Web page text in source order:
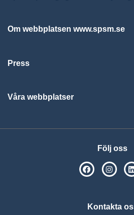
Om webbplatsen www.spsm.se
Press
Våra webbplatser
Följ oss
SPSM på
Kontakta